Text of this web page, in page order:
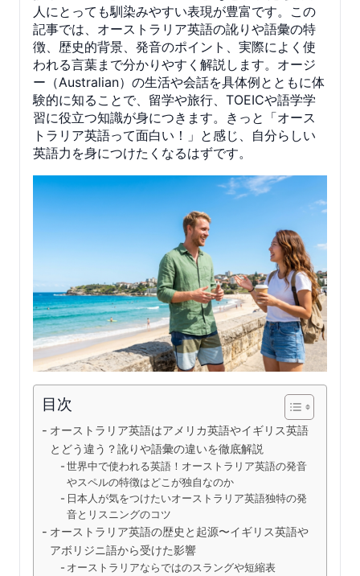
人にとっても馴染みやすい表現が豊富です。この
記事では、オーストラリア英語の訛りや語彙の特
徴、歴史的背景、発音のポイント、実際によく使
われる言葉まで分かりやすく解説します。オージ
ー（Australian）の生活や会話を具体例とともに体
験的に知ることで、留学や旅行、TOEICや語学学
習に役立つ知識が身につきます。きっと「オース
トラリア英語って面白い！」と感じ、自分らしい
英語力を身につけたくなるはずです。
目次
オーストラリア英語はアメリカ英語やイギリス英語
とどう違う？訛りや語彙の違いを徹底解説
世界中で使われる英語！オーストラリア英語の発音
やスペルの特徴はどこが独自なのか
日本人が気をつけたいオーストラリア英語独特の発
音とリスニングのコツ
オーストラリア英語の歴史と起源〜イギリス英語や
アボリジニ語から受けた影響
オーストラリアならではのスラングや短縮表